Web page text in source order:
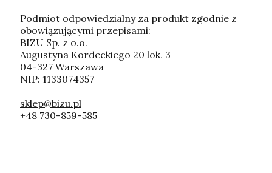
Podmiot odpowiedzialny za produkt zgodnie z
obowiązującymi przepisami:
BIZU Sp. z o.o.
Augustyna Kordeckiego 20 lok. 3
04-327 Warszawa
NIP: 1133074357
sklep@bizu.pl
+48 730-859-585